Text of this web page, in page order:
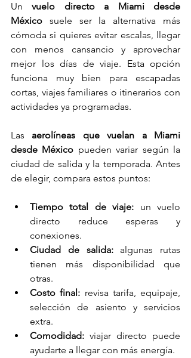
Un vuelo directo a Miami desde
México suele ser la alternativa más
cómoda si quieres evitar escalas, llegar
con menos cansancio y aprovechar
mejor los días de viaje. Esta opción
funciona muy bien para escapadas
cortas, viajes familiares o itinerarios con
actividades ya programadas.
Las aerolíneas que vuelan a Miami
desde México pueden variar según la
ciudad de salida y la temporada. Antes
de elegir, compara estos puntos:
Tiempo total de viaje: un vuelo
directo reduce esperas y
conexiones.
Ciudad de salida: algunas rutas
tienen más disponibilidad que
otras.
Costo final: revisa tarifa, equipaje,
selección de asiento y servicios
extra.
Comodidad: viajar directo puede
ayudarte a llegar con más energía.